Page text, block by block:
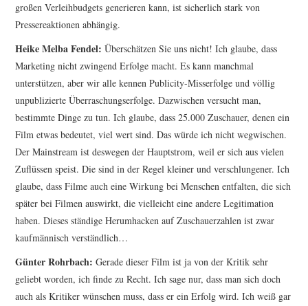
großen Verleihbudgets generieren kann, ist sicherlich stark von
Pressereaktionen abhängig.
Heike Melba Fendel: Überschätzen Sie uns nicht! Ich glaube, dass
Marketing nicht zwingend Erfolge macht. Es kann manchmal
unterstützen, aber wir alle kennen Publicity-Misserfolge und völlig
unpublizierte Überraschungserfolge. Dazwischen versucht man,
bestimmte Dinge zu tun. Ich glaube, dass 25.000 Zuschauer, denen ein
Film etwas bedeutet, viel wert sind. Das würde ich nicht wegwischen.
Der Mainstream ist deswegen der Hauptstrom, weil er sich aus vielen
Zuflüssen speist. Die sind in der Regel kleiner und verschlungener. Ich
glaube, dass Filme auch eine Wirkung bei Menschen entfalten, die sich
später bei Filmen auswirkt, die vielleicht eine andere Legitimation
haben. Dieses ständige Herumhacken auf Zuschauerzahlen ist zwar
kaufmännisch verständlich…
Günter Rohrbach: Gerade dieser Film ist ja von der Kritik sehr
geliebt worden, ich finde zu Recht. Ich sage nur, dass man sich doch
auch als Kritiker wünschen muss, dass er ein Erfolg wird. Ich weiß gar